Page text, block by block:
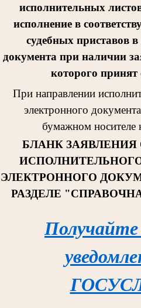
исполнительных
исполнение в
судебных приставов
документа при наличии
которого принят
При направлении
электронного
бумажном носителе
БЛАНК
ЭЛЕКТРОННОГО
РАЗДЕЛЕ
Получайте